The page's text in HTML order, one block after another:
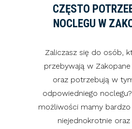
CZĘSTO
NOCLEGU W
Zaliczasz się do osób,
przebywają w
oraz potrzebują w
odpowiedniego
możliwości mamy bardzo
niejednokrotnie